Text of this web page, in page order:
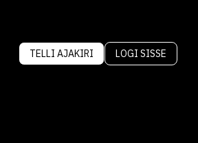
TELLI AJAKIRI LOGI SISSE